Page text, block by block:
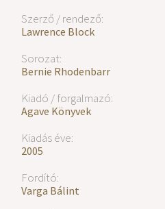
Szerző / rendező:
Lawrence Block
Sorozat:
Bernie Rhodenbarr
Kiadó / forgalmazó:
Agave Könyvek
Kiadás éve:
2005
Fordító:
Varga Bálint